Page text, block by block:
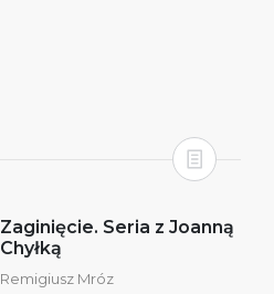
Zaginięcie. Seria z Joanną
Chyłką
Remigiusz Mróz